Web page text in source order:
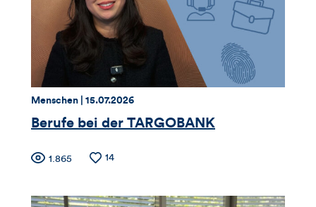
Thema:
Menschen | Datum:
15.07.2026
Berufe bei der TARGOBANK
Zähler
für
Anzahl
1.865
Anzahl
14